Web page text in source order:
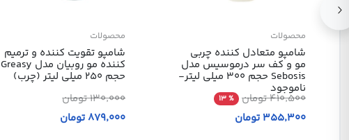
محصولات
شامپو متعادل کننده چربی
مو و کف سر درموسیس مدل
Sebosis حجم 300 میلی لیتر-
ناموجود
410٬500 تومان % 13
355٬300 تومان
محصولات
شامپو تقویت کننده و ترمیم
کننده مو روبیان مدل Greasy
حجم 250 میلی لیتر (چرب)
130٬000 تومان
879٬000 تومان